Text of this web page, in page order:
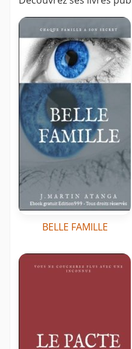
BELLE FAMILLE